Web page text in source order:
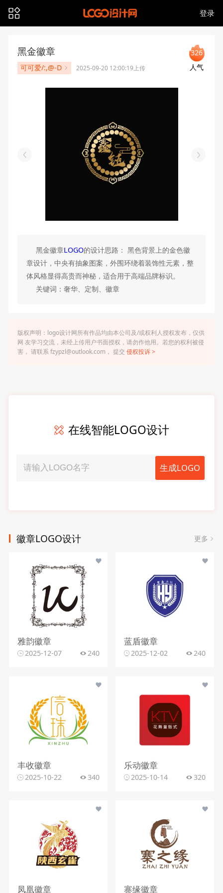
登录
黑金徽章
可可爱/:,@-D 2025-09-20 12:00:19上传
326
人气
黑金徽章LOGO的设计思路： 黑色背景上的金色徽
章设计，中央有抽象图案，外围环绕着装饰性元素，整
体风格显得高贵而神秘，适合用于高端品牌标识。
关键词：奢华、定制、徽章
版权声明：logo设计网所有作品均由本公司及/或权利人授权发布，仅供
网 友学习交流，未经上传用户书面授权，请勿作他用。若您的权利被侵
害， 请联系 fzypzl@outlook.com， 提交 侵权投诉 >
在线智能LOGO设计
生成LOGO
徽章LOGO设计 更多
雅韵徽章
2025-12-07 240
蓝盾徽章
2025-12-02 240
丰收徽章
2025-10-22 340
乐动徽章
2025-10-14 320
凤凰徽章 寨缘徽章